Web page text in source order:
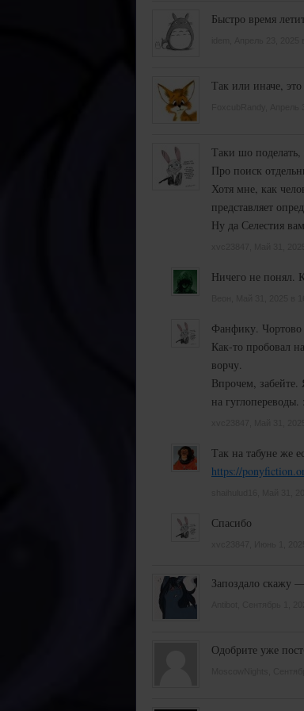
Быстро время
Так или иначе,
Таки шо поделать,
Про поиск
Хотя мне, как
представляет
Ну да Селестия
Ничего не понял.
Фанфику. Чортово
Как-то пробовал
ворчу.
Впрочем,
на гуглопереводы.
Так на табуне же
https://
Спасибо
Запоздало скажу
Одобрите уже